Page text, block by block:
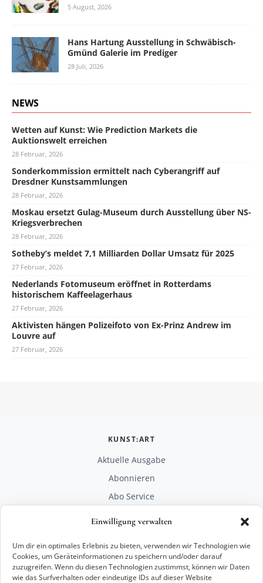
Einwilligung verwalten
Um dir ein optimales Erlebnis zu bieten, verwenden wir Technologien wie
Cookies, um Geräteinformationen zu speichern und/oder darauf
zuzugreifen. Wenn du diesen Technologien zustimmst, können wir Daten
wie das Surfverhalten oder eindeutige IDs auf dieser Website
5 August, 2026
Hans Hartung Ausstellung in Schwäbisch-
Gmünd Galerie im Prediger
28 Juli, 2026
NEWS
Wetten auf Kunst: Wie Prediction Markets die
Auktionswelt erreichen
28 Februar, 2026
Sonderkommission ermittelt nach Cyberangriff auf
Dresdner Kunstsammlungen
28 Februar, 2026
Moskau ersetzt Gulag-Museum durch Ausstellung über NS-
Kriegsverbrechen
28 Februar, 2026
Sotheby’s meldet 7,1 Milliarden Dollar Umsatz für 2025
27 Februar, 2026
Nederlands Fotomuseum eröffnet in Rotterdams
historischem Kaffeelagerhaus
27 Februar, 2026
Aktivisten hängen Polizeifoto von Ex-Prinz Andrew im
Louvre auf
27 Februar, 2026
KUNST:ART
Aktuelle Ausgabe
Abonnieren
Abo Service
RECHTLICHES
Impressum